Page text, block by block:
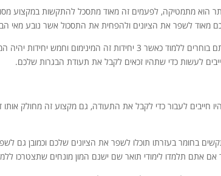
הוא מתמטיקה, לפעמים זה מאוד מתסכל להתקשות במקצוע
מאוד לשפר את הציונים ולהפחית את התסכול אשר נובע מאי
לימודי בגרות במתמטיקה מתחלקים על פי רמת היחידות שאתם בוחרים ללמוד כאשר 3 יחידות זה
לעשות כדי שתהיו זכאים לקבל את תעודת הבגרות שלכם.
חייבים לעבור כדי לקבל את התעודה, גם מקצוע זה מחולק אותו
בחומר בעזרתו תוכלו לשפר את הציונים שלכם וכמובן גם
אתם תלמדו לימודי תואר שם ישנם המון מונחים שתצטרכו